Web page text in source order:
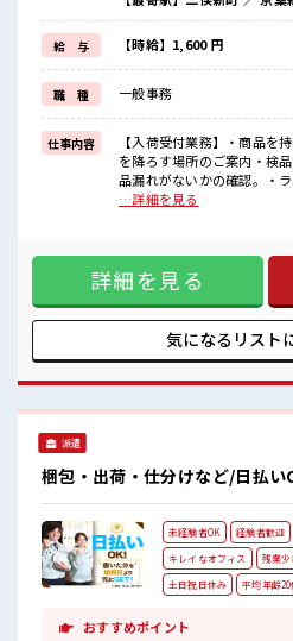
残業はほとんどナシ！
≪完全週休二日制≫
週末は家族や友人と一緒にプライベー
≪収入アップを目指せる≫
高時給だらけの派遣のお仕事です！
■職場の雰囲気
休憩室で楽しくランチ♪
時間があれば昼寝もしちゃおう！
持ち物が多いあなたにもぴったり☆
ロッカー付き職場♪
給 与 【時給】1,600 円
職 種 一般事務
仕事内容
【入荷受付業務】・商品を
を降ろす場所のご案内・検
品漏れがないかの確認。・
電話対応※主に外部の電話 ■お仕事PR ≪経験を活かせる≫ こ
≫ 場合によってはお願いす
んどナシ！ ≪完全週休二日
ライベート満喫！ ≪収入ア
派遣のお仕事です！ ■職場の雰囲気 休憩室で楽しくランチ♪
時間があれば昼寝もしちゃ
ったり☆ ロッカー付き職場
…詳細を見る
詳細を見る
気になるリスト
派遣
梱包・出荷・仕分けなど/日払い
未経験者OK 経験者歓迎
キレイなオフィス
残業少
土日祝日休み
平均年齢20
おすすめポイント